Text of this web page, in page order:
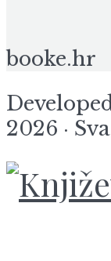
booke.hr
2026 ·